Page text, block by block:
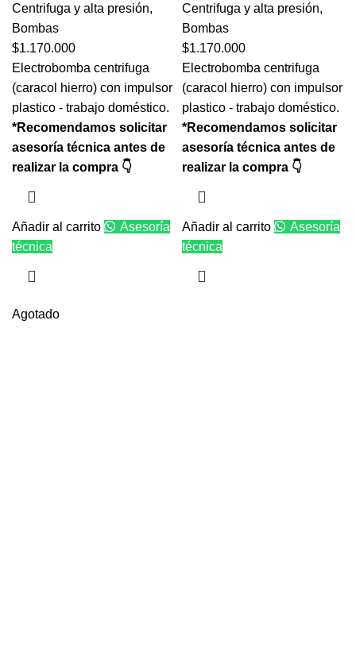
Centrifuga y alta presión,
Bombas
$1.170.000
Electrobomba centrifuga
(caracol hierro) con impulsor
plastico - trabajo doméstico.
*Recomendamos solicitar
asesoría técnica antes de
realizar la compra 👇
Añadir al carrito
Asesoría
técnica
Centrifuga y alta presión,
Bombas
$1.170.000
Electrobomba centrifuga
(caracol hierro) con impulsor
plastico - trabajo doméstico.
*Recomendamos solicitar
asesoría técnica antes de
realizar la compra 👇
Añadir al carrito
Asesoría
técnica
Agotado